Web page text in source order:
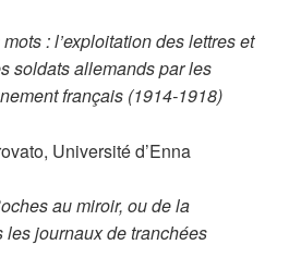
: l’exploitation des lettres et
soldats allemands par les
français (1914-1918)
Université d’Enna
au miroir, ou de la
les journaux de tranchées